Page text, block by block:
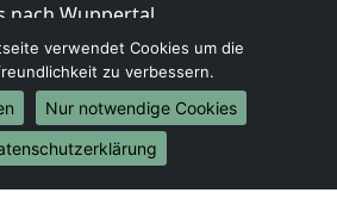
nach Wuppertal
nach Bielefeld
nach Bonn
nach Münster
nach Brasilien
verwendet Cookies um die
zu verbessern.
Nur notwendige Cookies